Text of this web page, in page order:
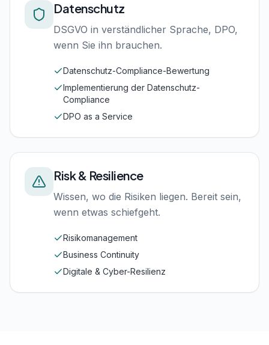
Datenschutz
DSGVO in verständlicher Sprache, DPO,
wenn Sie ihn brauchen.
Datenschutz-Compliance-Bewertung
Implementierung der Datenschutz-
Compliance
DPO as a Service
Risk & Resilience
Wissen, wo die Risiken liegen. Bereit sein,
wenn etwas schiefgeht.
Risikomanagement
Business Continuity
Digitale & Cyber-Resilienz